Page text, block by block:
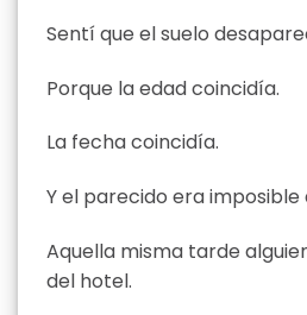
Sentí que el suelo
Porque la edad coincidía.
La fecha coincidía.
Y el parecido era imposible
Aquella misma tarde
del hotel.